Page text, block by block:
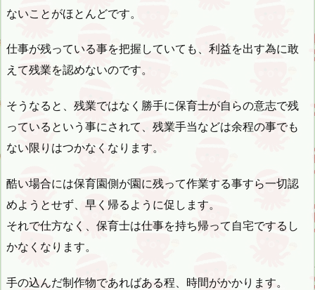
ないことがほとんどです。
仕事が残っている事を把握していても、利益を出す為に敢
えて残業を認めないのです。
そうなると、残業ではなく勝手に保育士が自らの意志で残
っているという事にされて、残業手当などは余程の事でも
ない限りはつかなくなります。
酷い場合には保育園側が園に残って作業する事すら一切認
めようとせず、早く帰るように促します。
それで仕方なく、保育士は仕事を持ち帰って自宅でするし
かなくなります。
手の込んだ制作物であればある程、時間がかかります。